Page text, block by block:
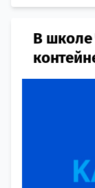
В школе